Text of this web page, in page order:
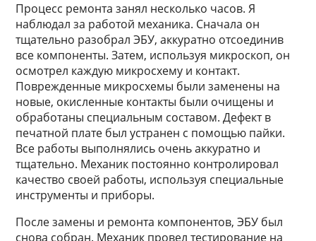
Процесс ремонта занял несколько часов. Я
наблюдал за работой механика. Сначала он
тщательно разобрал ЭБУ, аккуратно отсоединив
все компоненты. Затем, используя микроскоп, он
осмотрел каждую микросхему и контакт.
Поврежденные микросхемы были заменены на
новые, окисленные контакты были очищены и
обработаны специальным составом. Дефект в
печатной плате был устранен с помощью пайки.
Все работы выполнялись очень аккуратно и
тщательно. Механик постоянно контролировал
качество своей работы, используя специальные
инструменты и приборы.
После замены и ремонта компонентов, ЭБУ был
снова собран. Механик провел тестирование на